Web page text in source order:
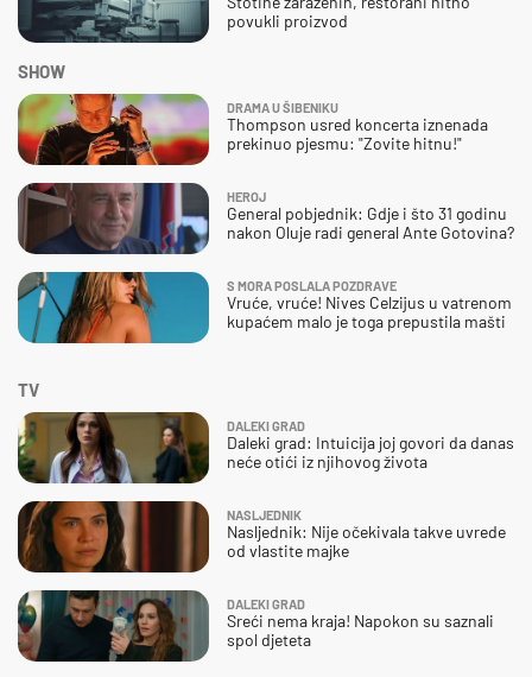
povukli proizvod
SHOW
DRAMA U ŠIBENIKU
Thompson usred koncerta iznenada
prekinuo pjesmu: "Zovite hitnu!"
HEROJ
General pobjednik: Gdje i što 31 godinu
nakon Oluje radi general Ante Gotovina?
S MORA POSLALA POZDRAVE
Vruće, vruće! Nives Celzijus u vatrenom
kupaćem malo je toga prepustila mašti
TV
DALEKI GRAD
Daleki grad: Intuicija joj govori da danas
neće otići iz njihovog života
NASLJEDNIK
Nasljednik: Nije očekivala takve uvrede
od vlastite majke
DALEKI GRAD
Sreći nema kraja! Napokon su saznali
spol djeteta